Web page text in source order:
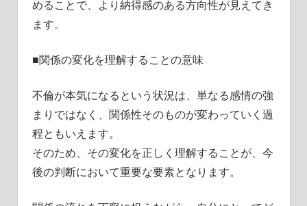
めることで、より納得感のある方向性が見えてき
ます。
■関係の変化を理解することの意味
不倫が本気になるという状況は、単なる感情の強
まりではなく、関係性そのものが変わっていく過
程ともいえます。
そのため、その変化を正しく理解することが、今
後の判断において重要な要素となります。